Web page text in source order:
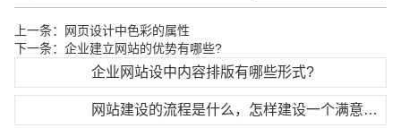
上一条：
网页设计中色彩的属性
下一条：企业建立网站的优势有哪些?
企业网站设中内容排版有哪些形式?
网站建设的流程是什么，怎样建设一个满意的网站呢？